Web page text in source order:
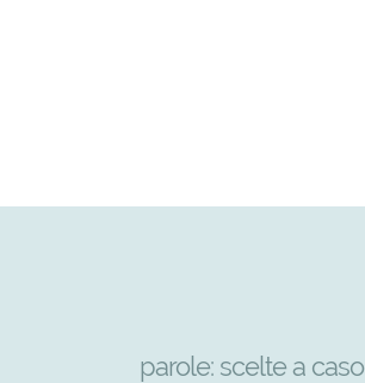
parole: scelte a caso